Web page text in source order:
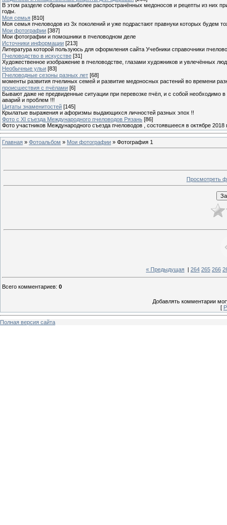
В этом разделе собраны наиболее распространённых медоносов и рецепты из них
годы.
Моя семья [810]
Моя семья пчеловодов из 3х поколений и уже подрастают правнуки которых будем
Мои фотографии [387]
Мои фотографии и помошники в пчеловодном деле
Источники информации [213]
Литература которой пользуюсь для оформления сайта Учебники справочники
Пчеловодство в искусстве [31]
Художественное изображение в пчеловодстве, глазами художников и увлечённых
Необычные ульи [83]
Пчеловодные сезоны разных лет [68]
моменты развития пчелиных семей и развитие медоносных растений во времени
происшествия с пчёлами [6]
Бывают даже не предвиденные ситуации при перевозке пчёл, и с собой необходимо
аварий и проблем !!!
Цитаты знаменитостей [145]
Крылатые выражения и афоризмы выдающихся личностей разных эпох !!
Фото с XI съезда Международного пчеловодов Рязань [86]
Фото участников Международного съезда пчеловодов , состоявшееся в октябре 2018
Главная » Фотоальбом » Мои фотографии » Фотография 1
Просмотреть
« Предыдущая 264 265 266
Всего комментариев: 0
Добавлять комментарии
[
Полная версия сайта